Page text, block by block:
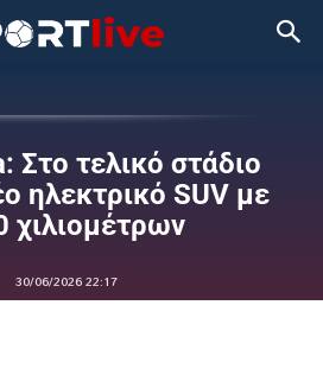
Στο τελικό στάδιο
ηλεκτρικό SUV με
χιλιομέτρων
30/06/2026 22:17